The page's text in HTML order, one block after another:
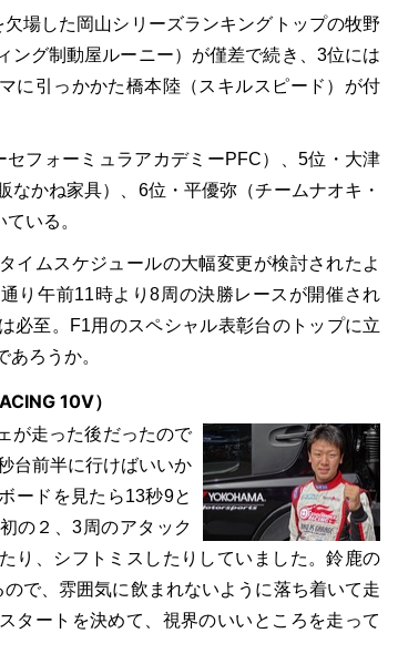
場した岡山シリーズランキングトップの牧野
ング制動屋ルーニー）が僅差で続き、3位には
に引っかかた橋本陸（スキルスピード）が付
フォーミュラアカデミーPFC）、5位・大津
なかね家具）、6位・平優弥（チームナオキ・
いる。
イムスケジュールの大幅変更が検討されたよ
り午前11時より8周の決勝レースが開催され
必至。F1用のスペシャル表彰台のトップに立
ろうか。
10V）
が走った後だったので
台前半に行けばいいか
ードを見たら13秒9と
の２、3周のアタック
り、シフトミスしたりしていました。鈴鹿の
で、雰囲気に飲まれないように落ち着いて走
タートを決めて、視界のいいところを走って